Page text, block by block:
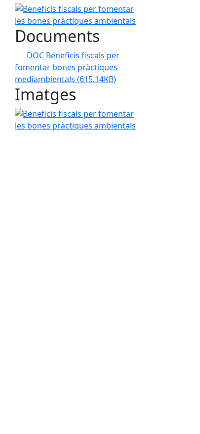
Beneficis fiscals per fomentar les bones
Documents
DOC Beneficis fiscals per
fomentar bones pràctiques
mediambientals (615.14KB)
Imatges
Beneficis fiscals per fomentar les bones